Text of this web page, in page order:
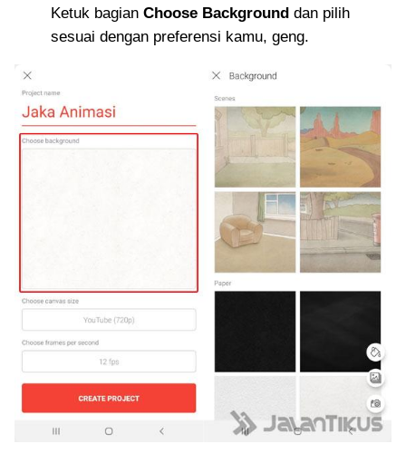
Ketuk bagian Choose Background dan pilih
sesuai dengan preferensi kamu, geng.